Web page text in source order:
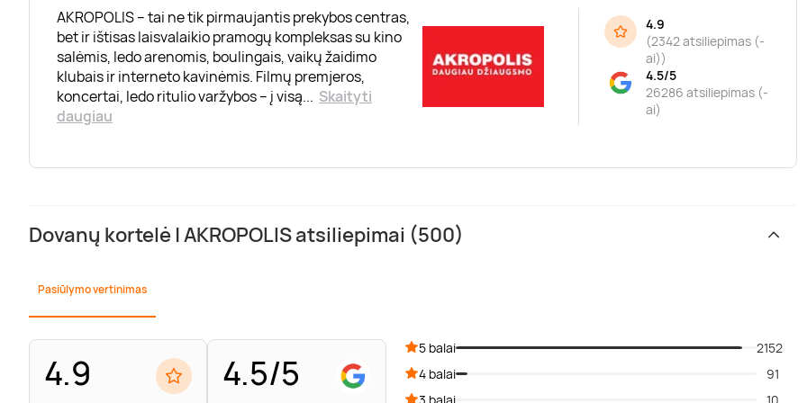
AKROPOLIS – tai ne tik pirmaujantis prekybos centras,
bet ir ištisas laisvalaikio pramogų kompleksas su kino
salėmis, ledo arenomis, boulingais, vaikų žaidimo
klubais ir interneto kavinėmis. Filmų premjeros,
koncertai, ledo ritulio varžybos – į visą... Skaityti
daugiau
4.9
(2342 atsiliepimas (-
ai))
4.5/5
26286 atsiliepimas (-
ai)
Dovanų kortelė | AKROPOLIS atsiliepimai (500)
Pasiūlymo vertinimas
4.9 4.5/5
5 balai
2152
4 balai
91